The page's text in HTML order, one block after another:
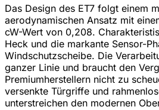
Das Design des ET7 folgt einem
aerodynamischen Ansatz mit
cW-Wert von 0,208.
Heck und die markante Sensor-
Windschutzscheibe. Die
ganzer Linie und braucht den
Premiumherstellern nicht zu
versenkte Türgriffe und
unterstreichen den modernen